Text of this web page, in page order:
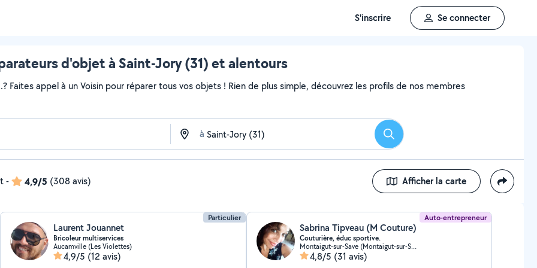
S'inscrire Se connecter
d'objet à Saint-Jory (31) et alentours
Faites appel à un Voisin pour réparer tous vos objets ! Rien de plus simple, découvrez les profils de nos membres
à Rechercher
- 4,9/5 (308 avis) Afficher la carte
Particulier
Laurent Jouannet
Bricoleur multiservices
Aucamville (Les Violettes)
4,9/5 (12 avis)
Auto-entrepreneur
Sabrina Tipveau (M Couture)
Couturière, éduc sportive.
Montaigut-sur-Save (Montaigut-sur-Save)
4,8/5 (31 avis)